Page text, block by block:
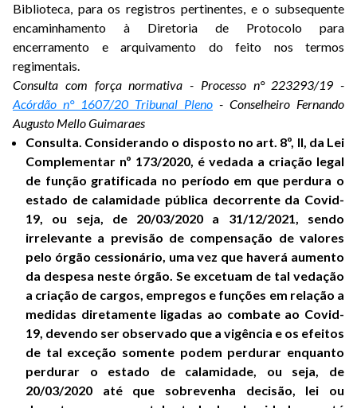
Biblioteca, para os registros pertinentes, e o subsequente
encaminhamento à Diretoria de Protocolo para
encerramento e arquivamento do feito nos termos
regimentais.
Consulta com força normativa - Processo n° 223293/19 -
Acórdão n° 1607/20 Tribunal Pleno - Conselheiro Fernando
Augusto Mello Guimaraes
Consulta. Considerando o disposto no art. 8º, II, da Lei
Complementar nº 173/2020, é vedada a criação legal
de função gratificada no período em que perdura o
estado de calamidade pública decorrente da Covid-
19, ou seja, de 20/03/2020 a 31/12/2021, sendo
irrelevante a previsão de compensação de valores
pelo órgão cessionário, uma vez que haverá aumento
da despesa neste órgão. Se excetuam de tal vedação
a criação de cargos, empregos e funções em relação a
medidas diretamente ligadas ao combate ao Covid-
19, devendo ser observado que a vigência e os efeitos
de tal exceção somente podem perdurar enquanto
perdurar o estado de calamidade, ou seja, de
20/03/2020 até que sobrevenha decisão, lei ou